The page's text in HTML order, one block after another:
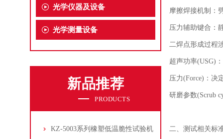
光学仪器及设备
光学测量设备
新品推荐
PRODUCTS
KZ-5003系列橡塑低温脆性试验机
摩擦焊接机制：
压力辅助键合：
二焊点形成过程
超声功率(USG)
压力(Force) ：决
研磨参数(Scrub
二、测试相关标